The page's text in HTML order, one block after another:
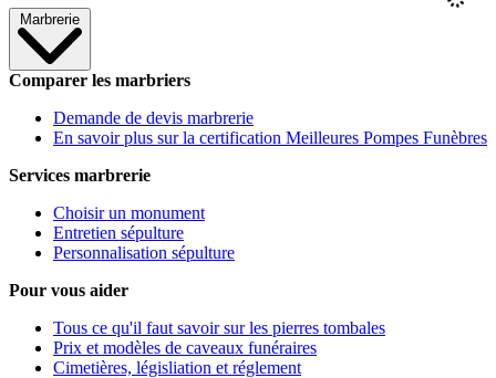
Marbrerie
Comparer les marbriers
Demande de devis marbrerie
En savoir plus sur la certification Meilleures Pompes Funèbres
Services marbrerie
Choisir un monument
Entretien sépulture
Personnalisation sépulture
Pour vous aider
Tous ce qu'il faut savoir sur les pierres tombales
Prix et modèles de caveaux funéraires
Cimetières, législiation et réglement